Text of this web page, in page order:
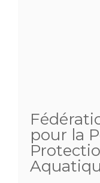
pour la